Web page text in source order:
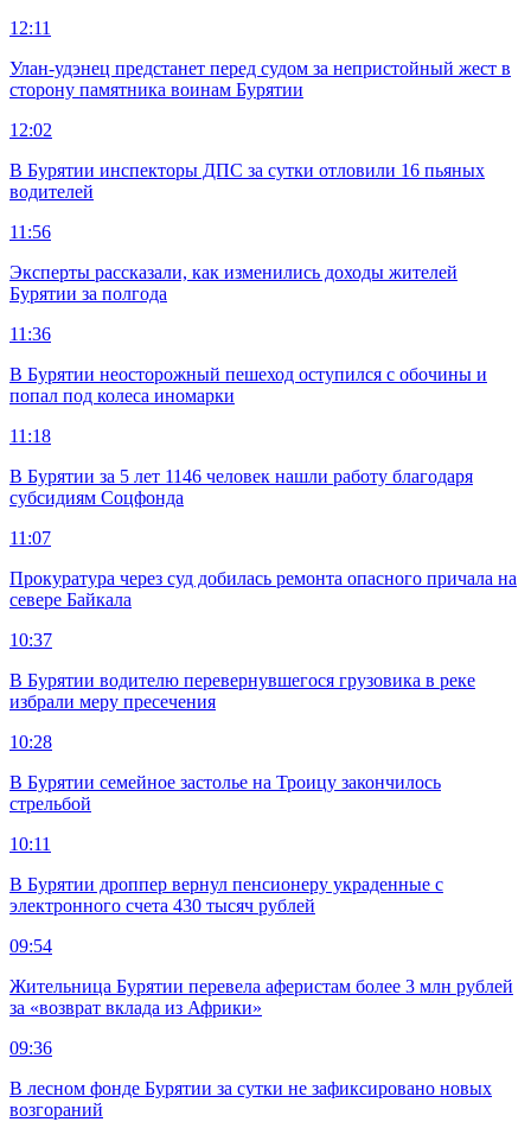
12:11
Улан-удэнец предстанет перед судом за непристойный жест в
сторону памятника воинам Бурятии
12:02
В Бурятии инспекторы ДПС за сутки отловили 16 пьяных
водителей
11:56
Эксперты рассказали, как изменились доходы жителей
Бурятии за полгода
11:36
В Бурятии неосторожный пешеход оступился с обочины и
попал под колеса иномарки
11:18
В Бурятии за 5 лет 1146 человек нашли работу благодаря
субсидиям Соцфонда
11:07
Прокуратура через суд добилась ремонта опасного причала на
севере Байкала
10:37
В Бурятии водителю перевернувшегося грузовика в реке
избрали меру пресечения
10:28
В Бурятии семейное застолье на Троицу закончилось
стрельбой
10:11
В Бурятии дроппер вернул пенсионеру украденные с
электронного счета 430 тысяч рублей
09:54
Жительница Бурятии перевела аферистам более 3 млн рублей
за «возврат вклада из Африки»
09:36
В лесном фонде Бурятии за сутки не зафиксировано новых
возгораний